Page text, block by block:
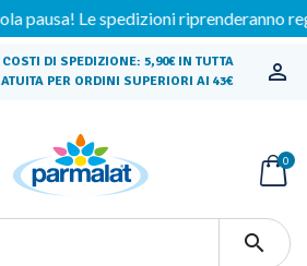
Le spedizioni riprenderanno
DI SPEDIZIONE: 5,90€ IN TUTTA
PER ORDINI SUPERIORI AI 43€


0